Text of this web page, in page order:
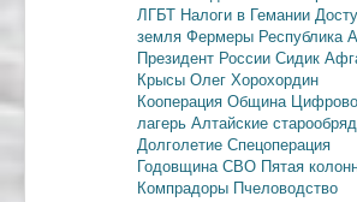
ЛГБТ Налоги в Гемании
земля Фермеры Республика
Президент России Сидик
Крысы Олег Хорохордин
Кооперация Община
лагерь Алтайские
Долголетие Спецоперация
Годовщина СВО Пятая
Компрадоры Пчеловодство